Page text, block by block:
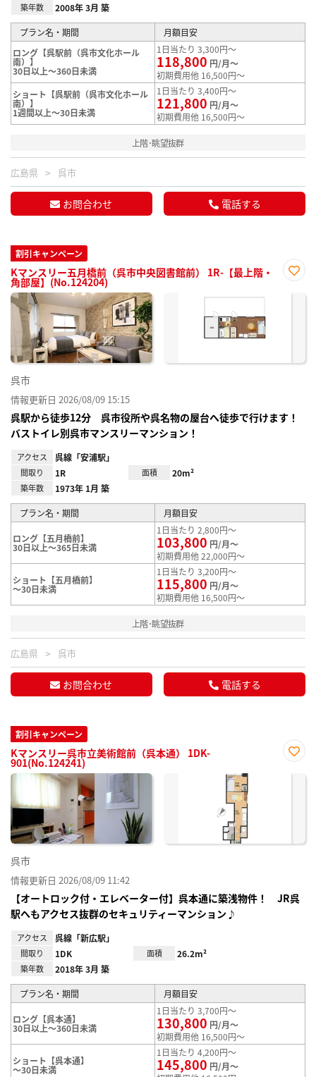
築年数 2008年 3月 築
プラン名・期間
月額目安
ロング【呉駅前（呉市文化ホール
南）】
30日以上～360日未満
1日当たり 3,300円～
118,800 円/月～
初期費用他 16,500円～
ショート【呉駅前（呉市文化ホール
南）】
1週間以上～30日未満
1日当たり 3,400円～
121,800 円/月～
初期費用他 16,500円～
上階･眺望抜群
広島県 呉市
お問合わせ 電話する
割引キャンペーン
Kマンスリー五月橋前（呉市中央図書館前） 1R-【最上階・
角部屋】(No.124204)
に入
呉市
情報更新日 2026/08/09 15:15
呉駅から徒歩12分 呉市役所や呉名物の屋台へ徒歩で行けます！
バストイレ別呉市マンスリーマンション！
アクセス 呉線「安浦駅」
間取り 1R 面積 20m²
築年数 1973年 1月 築
プラン名・期間 月額目安
ロング【五月橋前】
30日以上～365日未満
1日当たり 2,800円～
103,800 円/月～
初期費用他 22,000円～
ショート【五月橋前】
～30日未満
1日当たり 3,200円～
115,800 円/月～
初期費用他 16,500円～
上階･眺望抜群
広島県 呉市
お問合わせ 電話する
割引キャンペーン
Kマンスリー呉市立美術館前（呉本通） 1DK-
901(No.124241)
に入
呉市
情報更新日 2026/08/09 11:42
【オートロック付・エレベーター付】呉本通に築浅物件！ JR呉
駅へもアクセス抜群のセキュリティーマンション♪
アクセス 呉線「新広駅」
間取り 1DK 面積 26.2m²
築年数 2018年 3月 築
プラン名・期間 月額目安
ロング【呉本通】
30日以上～360日未満
1日当たり 3,700円～
130,800 円/月～
初期費用他 16,500円～
ショート【呉本通】
～30日未満
1日当たり 4,200円～
145,800 円/月～